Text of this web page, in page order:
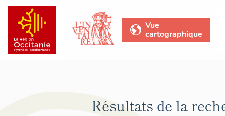
Vue
cartographique
Résultats de la